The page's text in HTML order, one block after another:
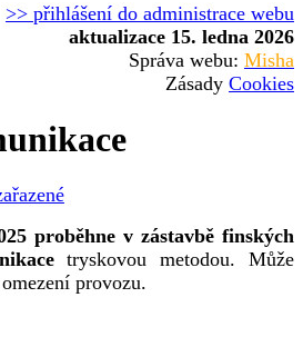
>> přihlášení do administrace webu
aktualizace 15. ledna 2026
Správa webu: Misha
Zásady Cookies
proběhne v zástavbě finských
tryskovou metodou. Může
provozu.